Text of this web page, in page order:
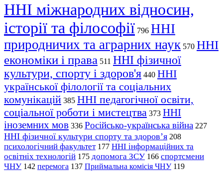
ННІ міжнародних відносин,
історії та філософії 796 ННІ
природничих та аграрних наук 570 ННІ
економіки і права 511 ННІ фізичної
культури, спорту і здоров'я 440 ННІ
української філології та соціальних
комунікацій 385 ННІ педагогічної освіти,
соціальної роботи і мистецтва 373 ННІ
іноземних мов 336 Російсько-українська війна 227
ННІ фізичної культури спорту та здоров’я 208
психологічний факультет 177 ННІ інформаційних та
освітніх технологій 175 допомога ЗСУ 166 спортсмени
ЧНУ 142 перемога 137 Приймальна комісія ЧНУ 119